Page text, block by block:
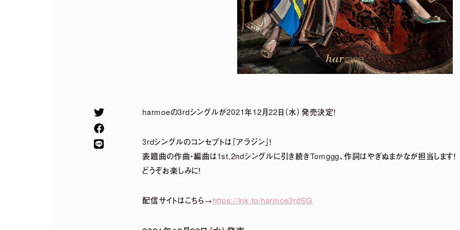
DETAIL
5th Anniversary LIVE「harmoe Ranking!!」＆ canvas session
harmoeの3rdシングルが2021年12月22日（水）発売決定！
3rdシングルのコンセプトは「アラジン」！
表題曲の作曲・編曲は1st,2ndシングルに引き続きTomggg、作詞はやぎぬまかなが担当します！
どうぞお楽しみに！
配信サイトはこちら→https://lnk.to/harmoe3rdSG